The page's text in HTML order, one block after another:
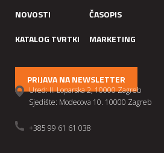
NOVOSTI ČASOPIS
KATALOG TVRTKI
MARKETING
PRIJAVA NA NEWSLETTER
Ured: II. Loparska 2, 10000 Zagreb
Sjedište: Modecova 10. 10000 Zagreb
+385 99 61 61 038